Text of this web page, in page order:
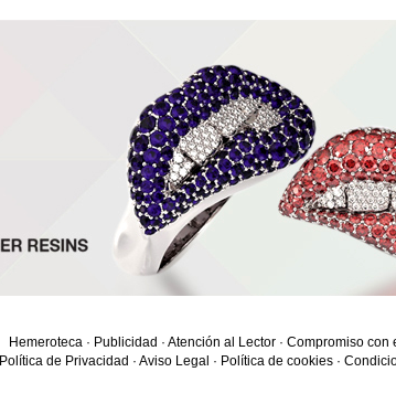
Hemeroteca · Publicidad · Atención al Lector · Compromiso con
Política de Privacidad · Aviso Legal · Política de cookies ·